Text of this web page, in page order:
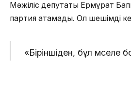
Мәжіліс депутаты Ермұрат
партия атамады. Ол шешімді
«Біріншіден, бұл мәселе